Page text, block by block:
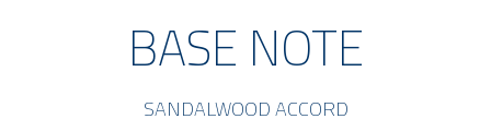
BASE NOTE
SANDALWOOD ACCORD